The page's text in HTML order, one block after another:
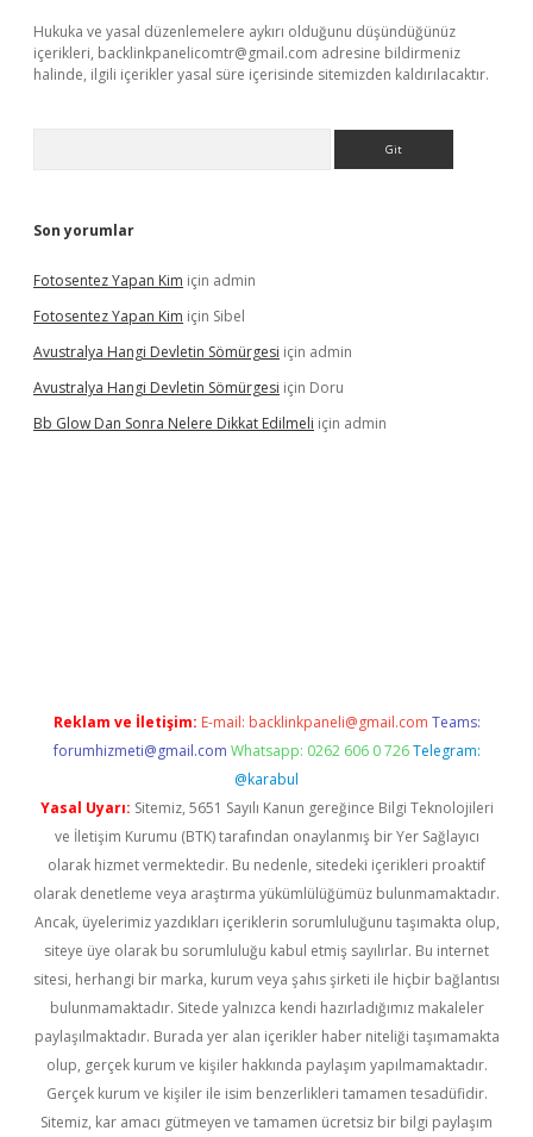
Hukuka ve yasal düzenlemelere aykırı olduğunu düşündüğünüz
içerikleri, backlinkpanelicomtr@gmail.com adresine bildirmeniz
halinde, ilgili içerikler yasal süre içerisinde sitemizden kaldırılacaktır.
Son yorumlar
Fotosentez Yapan Kim için admin
Fotosentez Yapan Kim için Sibel
Avustralya Hangi Devletin Sömürgesi için admin
Avustralya Hangi Devletin Sömürgesi için Doru
Bb Glow Dan Sonra Nelere Dikkat Edilmeli için admin
Reklam ve İletişim: E-mail: backlinkpaneli@gmail.com Teams:
forumhizmeti@gmail.com Whatsapp: 0262 606 0 726 Telegram:
@karabul
Yasal Uyarı: Sitemiz, 5651 Sayılı Kanun gereğince Bilgi Teknolojileri
ve İletişim Kurumu (BTK) tarafından onaylanmış bir Yer Sağlayıcı
olarak hizmet vermektedir. Bu nedenle, sitedeki içerikleri proaktif
olarak denetleme veya araştırma yükümlülüğümüz bulunmamaktadır.
Ancak, üyelerimiz yazdıkları içeriklerin sorumluluğunu taşımakta olup,
siteye üye olarak bu sorumluluğu kabul etmiş sayılırlar. Bu internet
sitesi, herhangi bir marka, kurum veya şahıs şirketi ile hiçbir bağlantısı
bulunmamaktadır. Sitede yalnızca kendi hazırladığımız makaleler
paylaşılmaktadır. Burada yer alan içerikler haber niteliği taşımamakta
olup, gerçek kurum ve kişiler hakkında paylaşım yapılmamaktadır.
Gerçek kurum ve kişiler ile isim benzerlikleri tamamen tesadüfidir.
Sitemiz, kar amacı gütmeyen ve tamamen ücretsiz bir bilgi paylaşım